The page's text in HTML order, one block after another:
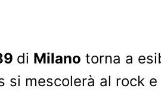
di Milano torna a
mescolerà al rock